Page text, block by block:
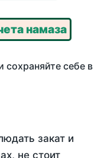
намаза
сохраняйте себе в
закат и
не стоит